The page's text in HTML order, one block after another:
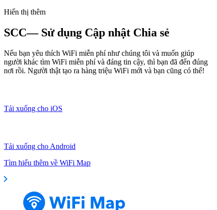
Hiển thị thêm
SCC— Sử dụng Cập nhật Chia sẻ
Nếu bạn yêu thích WiFi miễn phí như chúng tôi và muốn giúp
người khác tìm WiFi miễn phí và đáng tin cậy, thì bạn đã đến đúng
nơi rồi. Người thật tạo ra hàng triệu WiFi mới và bạn cũng có thể!
Tải xuống cho iOS
Tải xuống cho Android
Tìm hiểu thêm về WiFi Map